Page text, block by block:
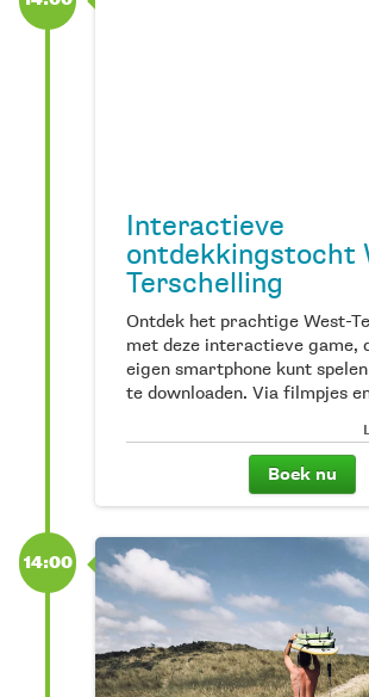
Interactieve
ontdekkingstocht
Terschelling
Ontdek het prachtige West-
met deze interactieve game,
eigen smartphone kunt
te downloaden. Via filmpjes
je verschillende opdrachten.
goed op, dan verzamel je
waardoor je een schat kunt
jullie de ultieme
West? Deze activiteit is voor
leeftijden, leuk om als stel of
of vrienden te doen. De game
per team; boek je online voor 1
dan kan een team tot
deelnemen. Dus niet iedere
hoeft afzonderlijk te boeken.
Boek nu
14:00